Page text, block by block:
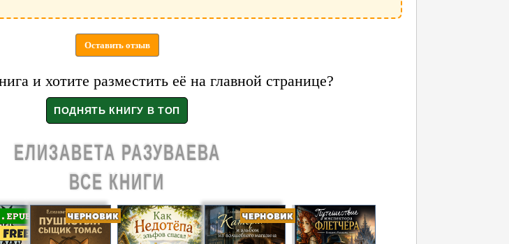
Оставить отзыв
и хотите разместить её на главной странице?
ЕЛИЗАВЕТА РАЗУВАЕВА
ВСЕ КНИГИ